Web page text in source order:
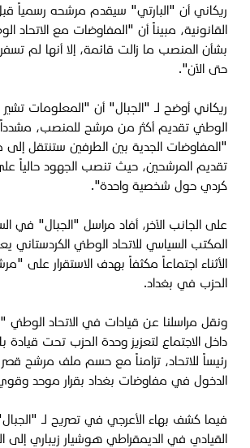
ريكاني أن "البارتي" سيقدم مرشحه رسمياً قبل
القانونية، مبيناً أن "المفاوضات مع الاتحاد
بشأن المنصب ما زالت قائمة، إلا أنها لم
حتى الآن".
ريكاني أوضح لـ "الجبال" أن "المعلومات تشير
الوطني تقديم أكثر من مرشح للمنصب،
"المفاوضات الجدية بين الطرفين ستنتقل إلى
تقديم المرشحين، حيث تنصب الجهود حالياً
كردي حول شخصية واحدة".
على الجانب الآخر، أفاد مراسل "الجبال" في
المكتب السياسي للاتحاد الوطني
الأثناء اجتماعاً مكثفاً بهدف الاستقرار على
الحزب في بغداد.
ونقل مراسلنا عن قيادات في الاتحاد
داخل الاجتماع لتعزيز وحدة الحزب تحت قيادة
رئيساً للاتحاد، تزامناً مع حسم ملف مرشح
الدخول في مفاوضات بغداد بقرار موحد
فيما كشف بهاء الأعرجي في تصريح لـ
القيادي في الديمقراطي هوشیار زيباري إلى